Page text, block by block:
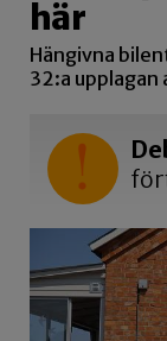
här
Hängivna
32:a upplagan